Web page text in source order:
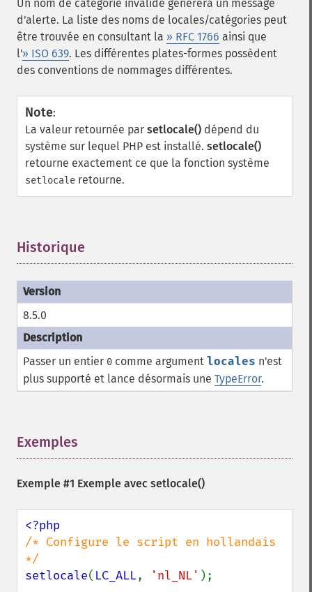
Un nom de catégorie invalide générera un message
d'alerte. La liste des noms de locales/catégories peut
être trouvée en consultant la » RFC 1766 ainsi que
l'» ISO 639. Les différentes plates-formes possèdent
des conventions de nommages différentes.
Note:
La valeur retournée par setlocale() dépend du
système sur lequel PHP est installé. setlocale()
retourne exactement ce que la fonction système
setlocale retourne.
Historique
8.5.0
Passer un entier 0 comme argument locales n'est
plus supporté et lance désormais une TypeError.
Exemples
Exemple #1 Exemple avec setlocale()
/* Configure le script en hollandais
setlocale( LC_ALL, 'nl_NL' );